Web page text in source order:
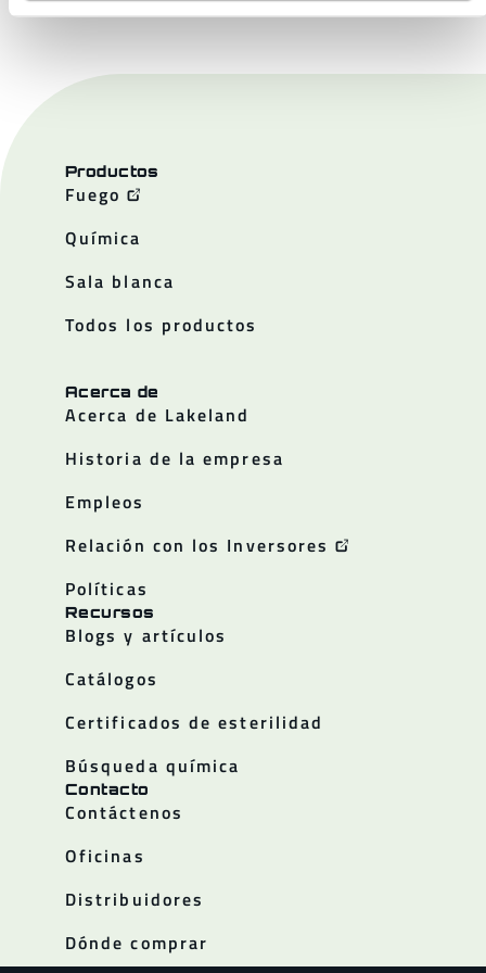
Productos
Fuego
Química
Sala blanca
Todos los productos
Acerca de
Acerca de Lakeland
Historia de la empresa
Empleos
Relación con los Inversores
Políticas
Recursos
Blogs y artículos
Catálogos
Certificados de esterilidad
Búsqueda química
Contacto
Contáctenos
Oficinas
Distribuidores
Dónde comprar